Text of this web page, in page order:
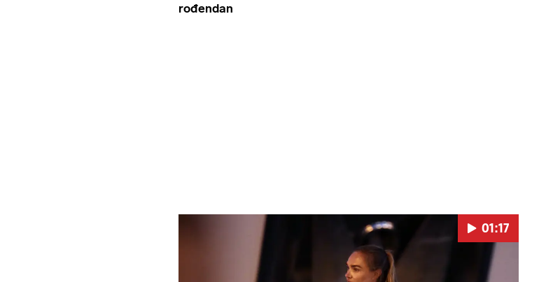
rođendan
01:17